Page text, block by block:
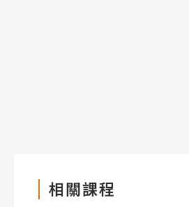
相關課程